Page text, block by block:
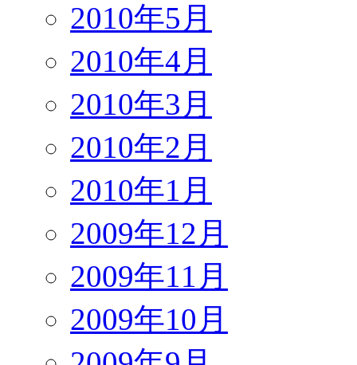
2010年5月
2010年4月
2010年3月
2010年2月
2010年1月
2009年12月
2009年11月
2009年10月